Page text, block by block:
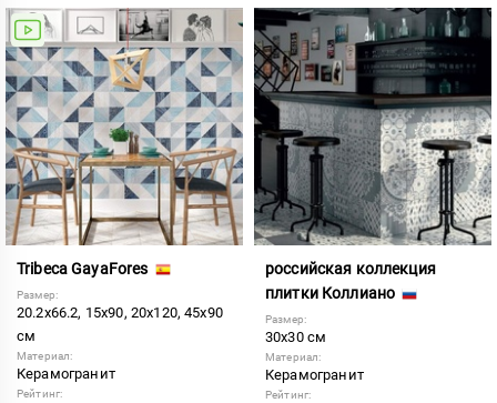
Tribeca GayaFores
Размер:
20.2x66.2, 15x90, 20x120, 45x90
см
Материал:
Керамогранит
Рейтинг:
российская коллекция
плитки Коллиано
Размер:
30x30 см
Материал:
Керамогранит
Рейтинг: